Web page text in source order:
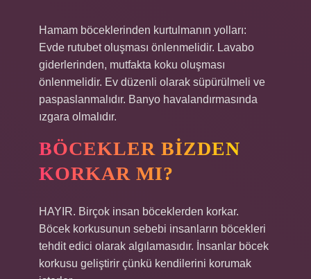
Hamam böceklerinden kurtulmanın yolları:
Evde rutubet oluşması önlenmelidir. Lavabo
giderlerinden, mutfakta koku oluşması
önlenmelidir. Ev düzenli olarak süpürülmeli ve
paspaslanmalıdır. Banyo havalandırmasında
ızgara olmalıdır.
BÖCEKLER BIZDEN
KORKAR MI?
HAYIR. Birçok insan böceklerden korkar.
Böcek korkusunun sebebi insanların böcekleri
tehdit edici olarak algılamasıdır. İnsanlar böcek
korkusu geliştirir çünkü kendilerini korumak